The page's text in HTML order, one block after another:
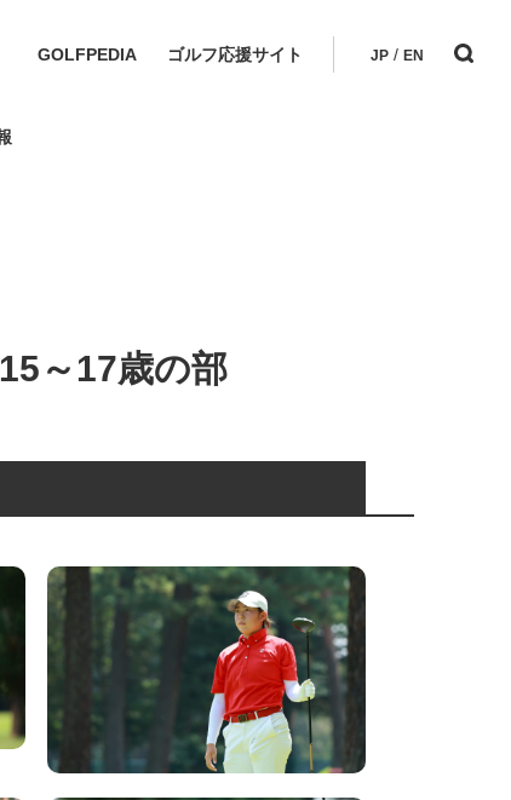
GOLFPEDIA ゴルフ応援サイト JP / EN
～17歳の部